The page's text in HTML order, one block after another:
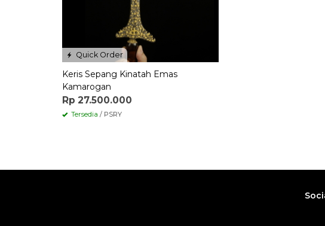
Quick Order
Keris Sepang Kinatah Emas
Kamarogan
Rp 27.500.000
Tersedia / PSRY